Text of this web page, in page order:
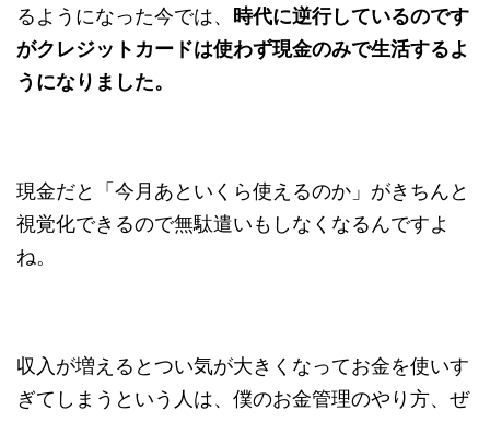
るようになった今では、 時代に逆行しているのです
がクレジットカードは使わず現金のみで生活するよ
うになりました。
現金だと「今月あといくら使えるのか」がきちんと
視覚化できるので無駄遣いもしなくなるんですよ
ね。
収入が増えるとつい気が大きくなってお金を使いす
ぎてしまうという人は、僕のお金管理のやり方、ぜ